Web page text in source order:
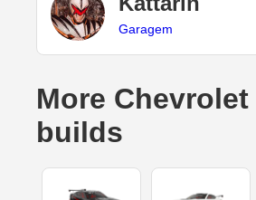
Garagem
More Chevrolet
builds